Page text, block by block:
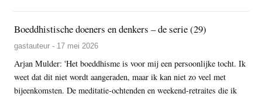
Boeddhistische doeners en denkers – de serie (29)
gastauteur - 17 mei 2026
Arjan Mulder: 'Het boeddhisme is voor mij een persoonlijke tocht. Ik
weet dat dit niet wordt aangeraden, maar ik kan niet zo veel met
bijeenkomsten. De meditatie-ochtenden en weekend-retraites die ik